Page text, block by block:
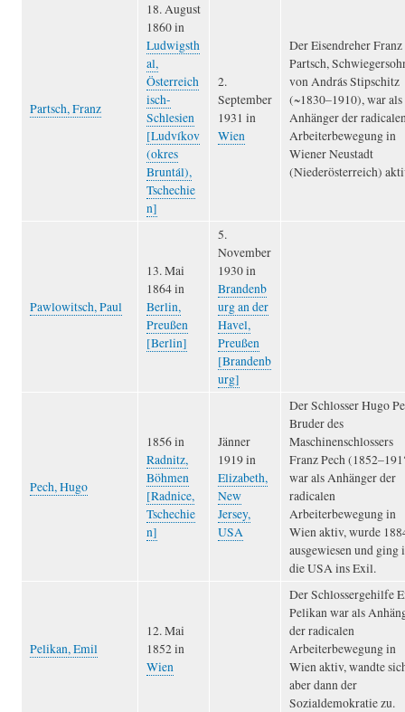
Partsch, Franz
18. August
1860 in
Ludwigsth
al,
Österreich
isch-
Schlesien
[Ludvíkov
(okres
Bruntál),
Tschechie
n]
2.
September
1931 in
Wien
Der Eisendreher Franz
Partsch,
von András Stipschitz
(~1830–1910), war als
Anhänger der
Arbeiterbewegung in
Wiener Neustadt
(Niederösterreich)
Pawlowitsch, Paul
13. Mai
1864 in
Berlin,
Preußen
[Berlin]
5.
November
1930 in
Brandenb
urg an der
Havel,
Preußen
[Brandenb
urg]
Pech, Hugo
1856 in
Radnitz,
Böhmen
[Radnice,
Tschechie
n]
Jänner
1919 in
Elizabeth,
New
Jersey,
USA
Der Schlosser Hugo
Bruder des
Maschinenschlossers
Franz Pech
war als Anhänger der
radicalen
Arbeiterbewegung in
Wien aktiv, wurde
ausgewiesen und ging
die USA ins Exil.
Pelikan, Emil
12. Mai
1852 in
Wien
Der Schlossergehilfe
Pelikan war als
der radicalen
Arbeiterbewegung in
Wien aktiv, wandte
aber dann der
Sozialdemokratie zu.